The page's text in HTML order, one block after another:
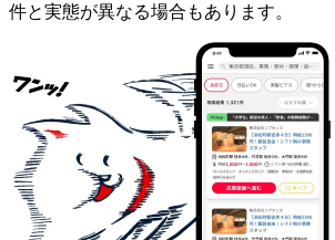
件と実態が異なる場合もあります。